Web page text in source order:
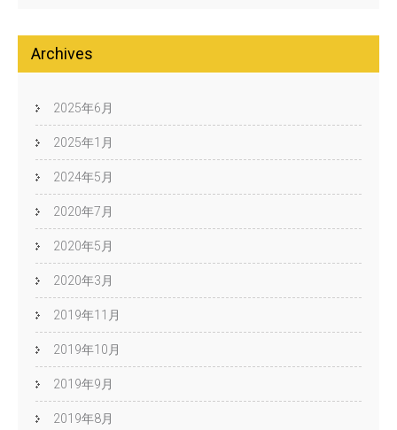
Archives
2025年6月
2025年1月
2024年5月
2020年7月
2020年5月
2020年3月
2019年11月
2019年10月
2019年9月
2019年8月